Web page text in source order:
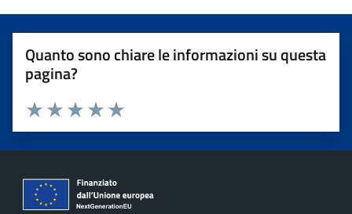
Quanto sono chiare le informazioni su questa
pagina?
Valuta 5 stelle su 5
Valuta 4 stelle su 5
Valuta 3 stelle su 5
Valuta 2 stelle su 5
Valuta 1 stelle su 5